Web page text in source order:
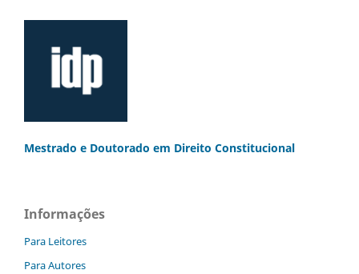
Mestrado e Doutorado em Direito Constitucional
Informações
Para Leitores
Para Autores